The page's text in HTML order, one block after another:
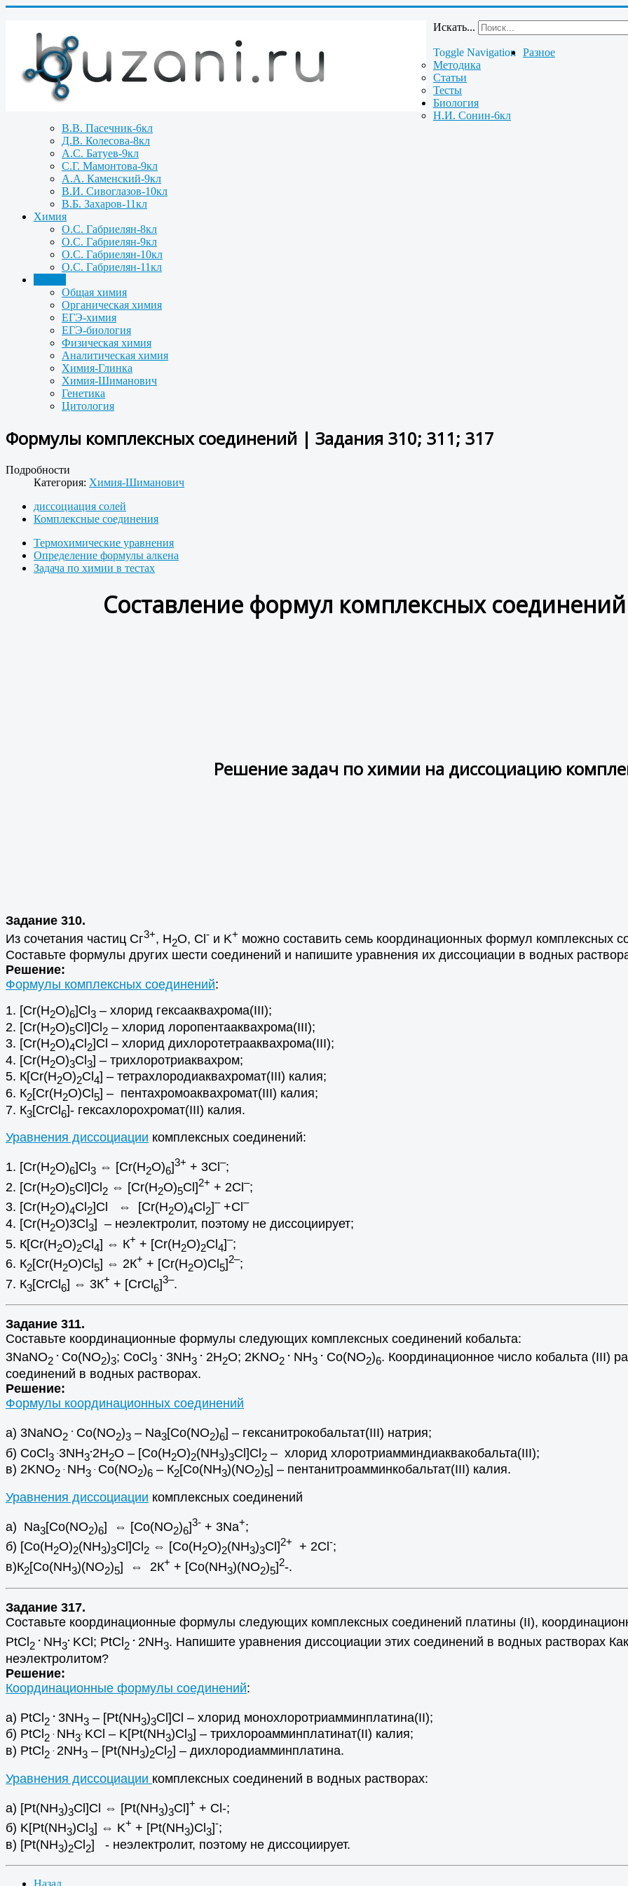
Искать...
Toggle Navigation
Разное
Методика
Статьи
Тесты
Биология
Н.И. Сонин-6кл
В.В. Пасечник-6кл
Д.В. Колесова-8кл
А.С. Батуев-9кл
С.Г. Мамонтова-9кл
А.А. Каменский-9кл
В.И. Сивоглазов-10кл
В.Б. Захаров-11кл
Химия
О.С. Габриелян-8кл
О.С. Габриелян-9кл
О.С. Габриелян-10кл
О.С. Габриелян-11кл
Общая химия
Органическая химия
ЕГЭ-химия
ЕГЭ-биология
Физическая химия
Аналитическая химия
Химия-Глинка
Химия-Шиманович
Генетика
Цитология
Формулы комплексных соединений | Задания 310; 311; 317
Подробности
Категория: Химия-Шиманович
диссоциация солей
Комплексные соединения
Термохимические уравнения
Определение формулы алкена
Задача по химии в тестах
Составление формул комплексных
Решение задач по химии на диссоциацию
Задание 310.
Из сочетания частиц Сг3+, Н2О, Сl- и K+ можно составить семь координационных формул комплексных
Составьте формулы других шести соединений и напишите уравнения их диссоциации в водных
Решение:
Формулы комплексных соединений:
1. [Сr(H2O)6]Cl 3 – хлорид гексааквахрома(III);
2. [Сr(H2O)5Cl]Cl2 – хлорид лоропентааквахрома(III);
3. [Сr(H2O)4Cl 2]Cl – хлорид дихлоротетрааквахрома(III);
4. [Сr(H2O)3Cl3] – трихлоротриаквахром;
5. К[Сr(H2O)2Cl 4] – тетрахлородиаквахромат(III) калия;
6. К2[Сr(H2O)Cl 5] – пентахромоаквахромат(III) калия;
7. К3[СrCl6]- гексахлорохромат(III) калия.
Уравнения диссоциации комплексных соединений:
1. [Сr(H2O)6]Cl 3 ⇔ [Сr(H2O)6]3+ + 3Сl –;
2. [Сr(H2O)5Cl]Cl2 ⇔ [Сr(H2O)5Cl]2+ + 2Cl–;
3. [Сr(H2O)4Cl 2]Cl ⇔ [Сr(H2O)4Cl 2]–+Cl –
4. [Сr(H2O)3Cl 3] – неэлектролит, поэтому не диссоциирует;
5. К[Сr(H2O)2Cl4] ⇔ К+ + [Сr(H2O)2Cl4]–;
6. К2[Сr(H2O)Cl 5] ⇔ 2К+ + [Сr(H2O)Cl 5]2–;
7. К3[СrCl6] ⇔ 3К+ + [СrCl6]3–.
Задание 311.
Составьте координационные формулы следующих комплексных соединений кобальта:
3NaNO2
. Co(NO2)3; СоCl 3
. 3NH3
. 2H2O; 2KNO2
. NH3
. Co(NO2)6. Координационное число кобальта (III)
соединений в водных растворах.
Решение:
Формулы координационных соединений
а) 3NaNO2
. Co(NO2)3 – Na3[Co(NO2)6] – гексанитрокобальтат(III) натрия;
б) СоCl3 3NH3
.2H2O – [Co(H2O)2(NH3)3Cl]Cl2 – хлорид хлоротриамминдиаквакобальта(III);
в) 2KNO2 NH3 Co(NO2)6 – К2[Со(NН3)(NO2)5] – пентанитроамминкобальтат(III) калия.
Уравнения диссоциации комплексных соединений
а) Na3[Co(NO2)6] ⇔ [Co(NO2)6]3- + 3Na+;
б) [Co(H2O)2(NH3)3Cl]Cl 2 ⇔ [Co(H2O)2(NH3)3Cl]2+ + 2Cl -;
в)К2[Со(NН3)(NO2)5] ⇔ 2К+ + [Со(NН3)(NO2)5]2-.
Задание 317.
Составьте координационные формулы следующих комплексных соединений платины (II),
РtCl 2
. NH3
. KCl; РtCl 2
. 2NH3. Напишите уравнения диссоциации этих соединений в водных растворах
неэлектролитом?
Решение:
Координационные формулы соединений:
а) РtCl2
. 3NH3 – [Pt(NH3)3Cl]Cl – хлорид монохлоротриамминплатина(II);
б) РtCl 2 . NH3. KCl – K[Pt(NH3)Cl 3] – трихлороамминплатинат(II) калия;
в) РtCl2 2NH3 – [Pt(NH3)2Cl2] – дихлородиамминплатина.
Уравнения диссоциации комплексных соединений в водных растворах:
а) [Pt(NH3)3Cl]Cl ⇔ [Pt(NH3)3Cl]+ + Cl-;
б) K[Pt(NH3)Cl 3] ⇔ K+ + [Pt(NH3)Cl 3]-;
в) [Pt(NH3)2Cl2] - неэлектролит, поэтому не диссоциирует.